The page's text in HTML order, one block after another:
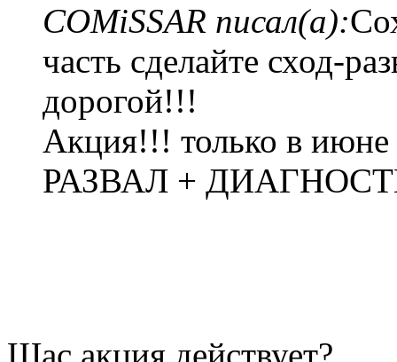
COMiSSAR писал(а):
часть сделайте сход-
дорогой!!!
Акция!!! только в
РАЗВАЛ +
Щас акция действует?